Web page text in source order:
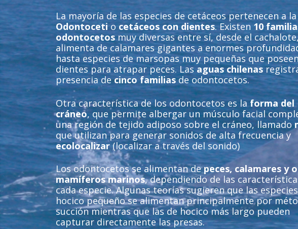
La mayoría de las especies de cetáceos pertenecen a
Odontocetiocetáceos con dientes. Existen10
odontocetosmuy diversas entre sí, desde el
alimenta de calamares gigantes a enormes
hasta especies de marsopas muy pequeñas que
dientes para atrapar peces. Lasaguas chilenas
presencia decinco familiasde odontocetos.
Otra característica de los odontocetos es laforma del
cráneo, que permite albergar un músculo facial
una región de tejido adiposo sobre el cráneo, llamado
que utilizan para generar sonidos de alta frecuencia y
ecolocalizar(localizar a través del sonido)
Los odontocetos se alimentan depeces, calamares y
mamíferos marinos, dependiendo de las
cada especie. Algunas teorías sugieren que las
hocico pequeño se alimentan principalmente por
succión mientras que las de hocico más largo pueden
capturar directamente las presas.